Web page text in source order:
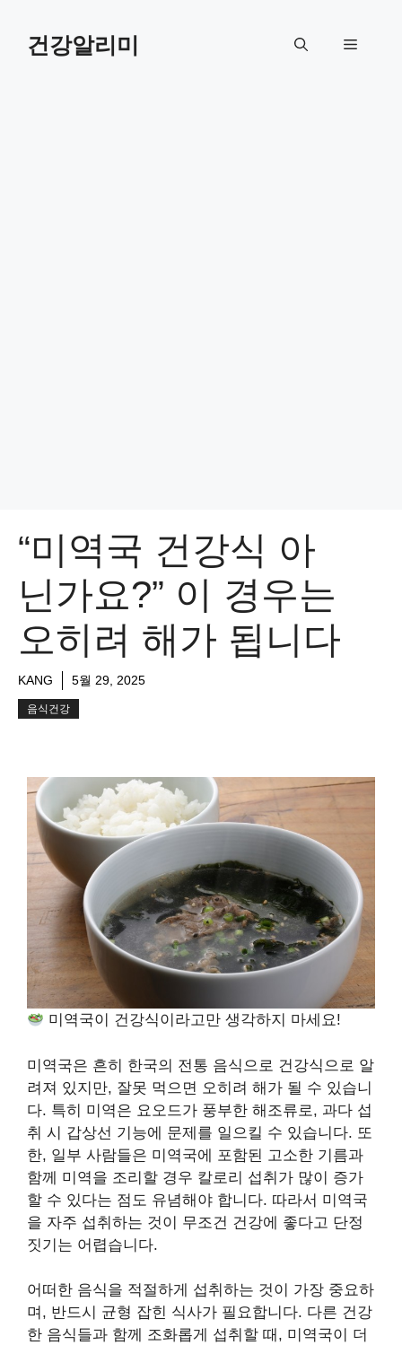
건강알리미 메
“미역국 건강식 아
닌가요?” 이 경우는
오히려 해가 됩니다
KANG 5월 29, 2025
음식건강
미역국이 건강식이라고만 생각하지 마세요!
미역국은 흔히 한국의 전통 음식으로 건강식으로 알
려져 있지만, 잘못 먹으면 오히려 해가 될 수 있습니
다. 특히 미역은 요오드가 풍부한 해조류로, 과다 섭
취 시 갑상선 기능에 문제를 일으킬 수 있습니다. 또
한, 일부 사람들은 미역국에 포함된 고소한 기름과
함께 미역을 조리할 경우 칼로리 섭취가 많이 증가
할 수 있다는 점도 유념해야 합니다. 따라서 미역국
을 자주 섭취하는 것이 무조건 건강에 좋다고 단정
짓기는 어렵습니다.
어떠한 음식을 적절하게 섭취하는 것이 가장 중요하
며, 반드시 균형 잡힌 식사가 필요합니다. 다른 건강
한 음식들과 함께 조화롭게 섭취할 때, 미역국이 더